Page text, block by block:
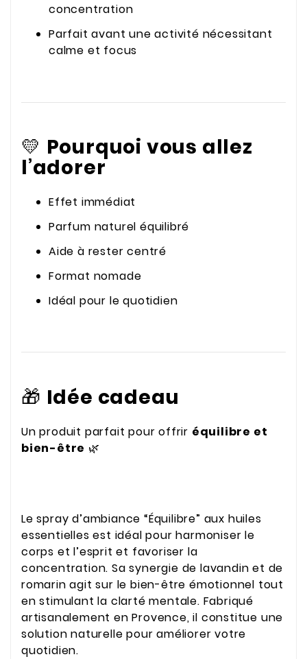
concentration
Parfait avant une activité nécessitant
calme et focus
💛 Pourquoi vous allez
l’adorer
Effet immédiat
Parfum naturel équilibré
Aide à rester centré
Format nomade
Idéal pour le quotidien
🎁 Idée cadeau
Un produit parfait pour offrir équilibre et
bien-être 🌿
Le spray d’ambiance “Équilibre” aux huiles
essentielles est idéal pour harmoniser le
corps et l’esprit et favoriser la
concentration. Sa synergie de lavandin et de
romarin agit sur le bien-être émotionnel tout
en stimulant la clarté mentale. Fabriqué
artisanalement en Provence, il constitue une
solution naturelle pour améliorer votre
quotidien.